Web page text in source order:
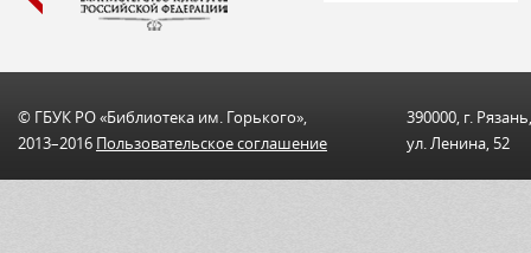
© ГБУК РО «Библиотека им. Горького»,
2013–2016 Пользовательскоe соглашениe
390000, г. Рязань,
ул. Ленина, 52